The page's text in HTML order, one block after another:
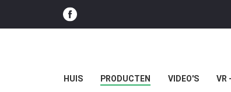
HUIS PRODUCTEN VIDEO'S VR